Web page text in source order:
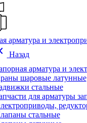
арматура и
Назад
арматура и
шаровые латунные
стальные
для арматуры
стальные